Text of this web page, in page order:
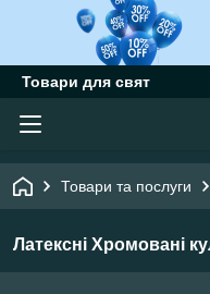
Товари для свят
Товари та послуги
Латексні Хромовані